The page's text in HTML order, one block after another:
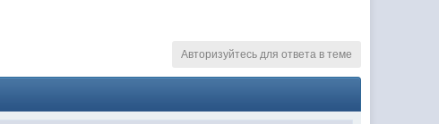
Авторизуйтесь для ответа в теме